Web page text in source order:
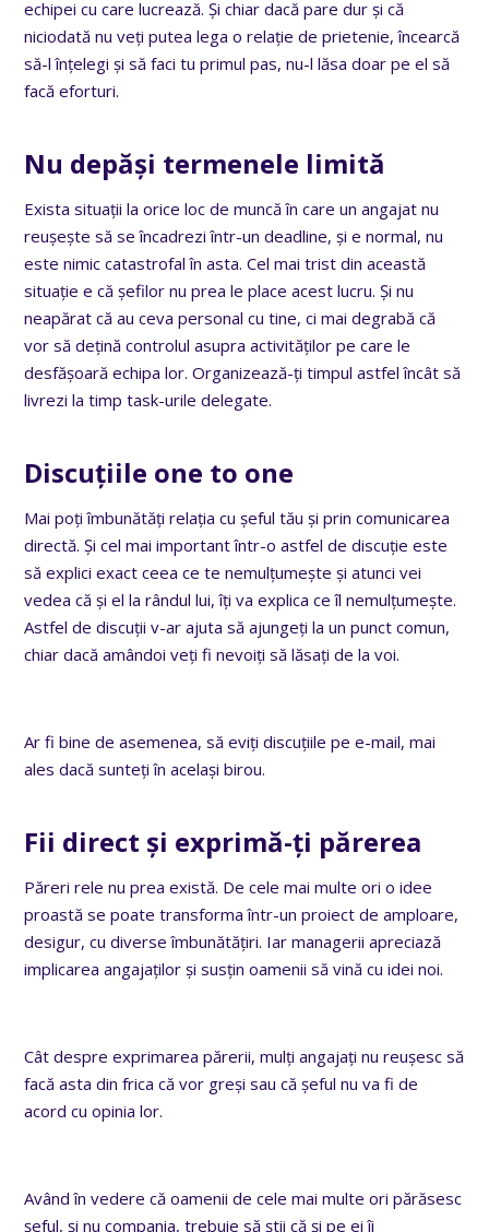
echipei cu care lucrează. Și chiar dacă pare dur și că
niciodată nu veți putea lega o relație de prietenie, încearcă
să-l înțelegi și să faci tu primul pas, nu-l lăsa doar pe el să
facă eforturi.
Nu depăși termenele limită
Exista situații la orice loc de muncă în care un angajat nu
reușește să se încadrezi într-un deadline, și e normal, nu
este nimic catastrofal în asta. Cel mai trist din această
situație e că șefilor nu prea le place acest lucru. Și nu
neapărat că au ceva personal cu tine, ci mai degrabă că
vor să dețină controlul asupra activităților pe care le
desfășoară echipa lor. Organizează-ți timpul astfel încât să
livrezi la timp task-urile delegate.
Discuțiile one to one
Mai poți îmbunătăți relația cu șeful tău și prin comunicarea
directă. Și cel mai important într-o astfel de discuție este
să explici exact ceea ce te nemulțumește și atunci vei
vedea că și el la rândul lui, îți va explica ce îl nemulțumește.
Astfel de discuții v-ar ajuta să ajungeți la un punct comun,
chiar dacă amândoi veți fi nevoiți să lăsați de la voi.
Ar fi bine de asemenea, să eviți discuțiile pe e-mail, mai
ales dacă sunteți în același birou.
Fii direct și exprimă-ți părerea
Păreri rele nu prea există. De cele mai multe ori o idee
proastă se poate transforma într-un proiect de amploare,
desigur, cu diverse îmbunătățiri. Iar managerii apreciază
implicarea angajaților și susțin oamenii să vină cu idei noi.
Cât despre exprimarea părerii, mulți angajați nu reușesc să
facă asta din frica că vor greși sau că șeful nu va fi de
acord cu opinia lor.
Având în vedere că oamenii de cele mai multe ori părăsesc
șeful, și nu compania, trebuie să știi că și pe ei îi